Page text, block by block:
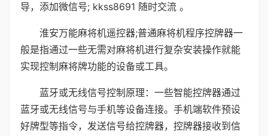
导，添加微信号; kkss8691 随时交流 。
淮安万能麻将机遥控器;普通麻将机程序控牌器一
般是指通过一些无需对麻将机进行复杂安装操作就能
实现控制麻将牌功能的设备或工具。
蓝牙或无线信号控制原理：一些智能控牌器通过
蓝牙或无线信号与手机等设备连接。手机端软件预设
好牌型等指令，发送信号给控牌器，控牌器接收到信